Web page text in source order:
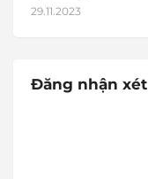
29.11.2023
Đăng nhận xét